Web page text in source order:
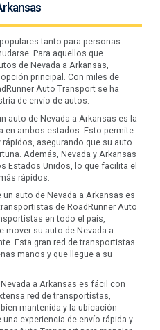
tanto para personas
Para aquellos que
de Nevada a Arkansas,
principal. Con miles de
Auto Transport se ha
de envío de autos.
auto de Nevada a Arkansas es la
en ambos estados. Esto permite
asegurando que su auto
Además, Nevada y Arkansas
Estados Unidos, lo que facilita el
rápidos.
auto de Nevada a Arkansas es
de RoadRunner Auto
en todo el país,
mover su auto de Nevada a
Esta gran red de transportistas
manos y que llegue a su
a Arkansas es fácil con
red de transportistas,
mantenida y la ubicación
experiencia de envío rápida y